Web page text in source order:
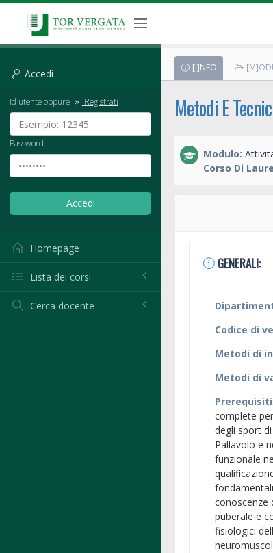
Accedi
Id utente oppure Registrati
Password:
Homepage
Lista dei corsi
Cerca docente
[I]NFO
Metodi E
Modulo:
Corso Di
GENERALI:
Codice di
Metodi di
Metodi di
Prerequisiti
complete
degli sport
Pallavolo e
funzionale
conoscenze
puberale e
fisiologici